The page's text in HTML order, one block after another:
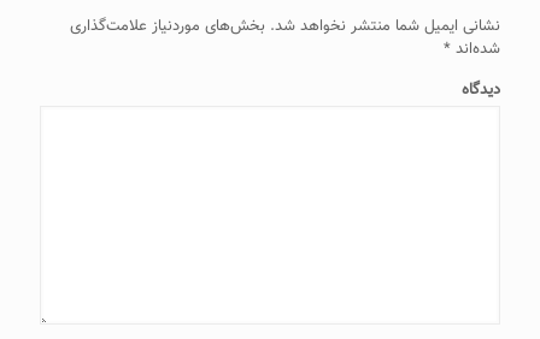
نشانی ایمیل شما منتشر نخواهد شد. بخش‌های موردنیاز علامت‌گذاری
شده‌اند *
دیدگاه